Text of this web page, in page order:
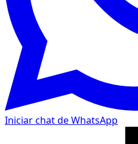
Iniciar chat de WhatsApp